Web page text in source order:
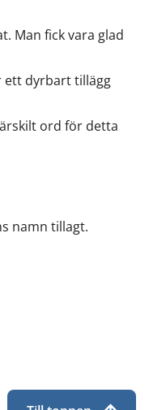
Man fick vara glad
ett dyrbart tillägg
ord för detta
namn tillagt.